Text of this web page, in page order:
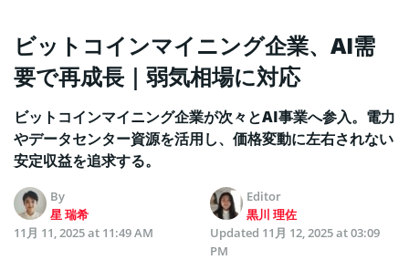
ビットコインマイニング企業、AI需
要で再成長｜弱気相場に対応
ビットコインマイニング企業が次々とAI事業へ参入。電力
やデータセンター資源を活用し、価格変動に左右されない
安定収益を追求する。
By
星 瑞希
Editor
黒川 理佐
11月 11, 2025 at 11:49 AM
Updated 11月 12, 2025 at 03:09
PM